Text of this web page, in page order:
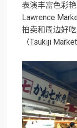
表演丰富色彩
Lawrence
拍卖和周边好
（Tsukiji